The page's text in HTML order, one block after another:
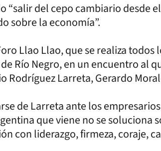
“salir del cepo cambiario desde
sobre la economía”.
Llao Llao, que se realiza todos
Río Negro, en un encuentro al
Rodríguez Larreta, Gerardo
de Larreta ante los
que viene no se soluciona
con liderazgo, firmeza, coraje,